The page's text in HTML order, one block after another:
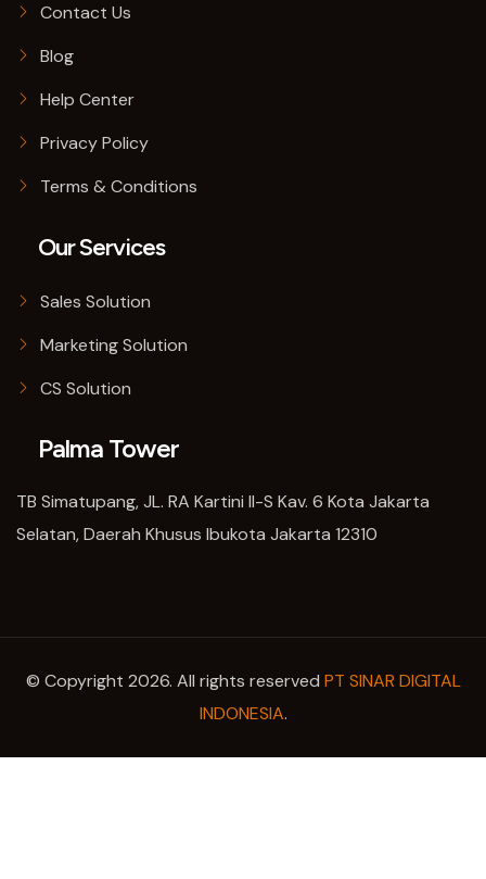
Contact Us
Blog
Help Center
Privacy Policy
Terms & Conditions
Our Services
Sales Solution
Marketing Solution
CS Solution
Palma Tower
TB Simatupang, JL. RA Kartini II-S Kav. 6 Kota Jakarta
Selatan, Daerah Khusus Ibukota Jakarta 12310
© Copyright 2026. All rights reserved PT SINAR DIGITAL
INDONESIA.